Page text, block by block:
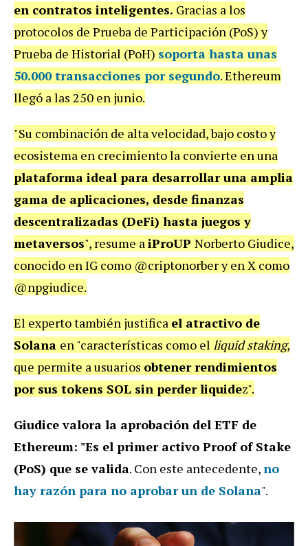
en contratos inteligentes. Gracias a los
protocolos de Prueba de Participación (PoS) y
Prueba de Historial (PoH) soporta hasta unas
50.000 transacciones por segundo. Ethereum
llegó a las 250 en junio.
"Su combinación de alta velocidad, bajo costo y
ecosistema en crecimiento la convierte en una
plataforma ideal para desarrollar una amplia
gama de aplicaciones, desde finanzas
descentralizadas (DeFi) hasta juegos y
metaversos", resume a iProUP Norberto Giudice,
conocido en IG como @criptonorber y en X como
@npgiudice.
El experto también justifica el atractivo de
Solana en "características como el liquid staking,
que permite a usuarios obtener rendimientos
por sus tokens SOL sin perder liquidez".
Giudice valora la aprobación del ETF de
Ethereum: "Es el primer activo Proof of Stake
(PoS) que se valida. Con este antecedente,no
hay razón para no aprobar un de Solana".